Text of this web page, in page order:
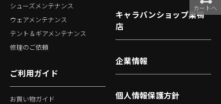
カートへ
シューズメンテナンス
ウェアメンテナンス
テント＆ギアメンテナンス
修理のご依頼
ご利用ガイド
お買い物ガイド
キャラバンショップ巣鴨
店
企業情報
個人情報保護方針